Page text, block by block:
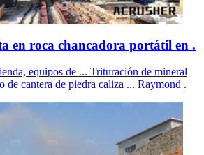
en roca chancadora portátil en .
equipos de ... Trituración de mineral
de cantera de piedra caliza ... Raymond .